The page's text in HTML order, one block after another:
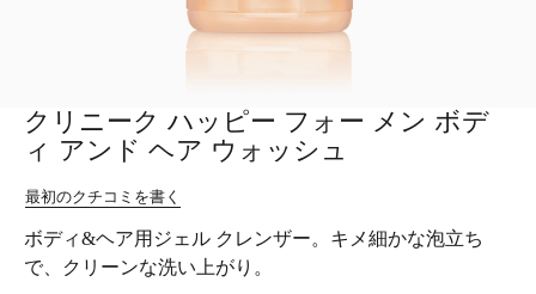
クリニーク ハッピー フォー メン ボデ
ィ アンド ヘア ウォッシュ
最初のクチコミを書く
ボディ&ヘア用ジェル クレンザー。キメ細かな泡立ち
で、クリーンな洗い上がり。